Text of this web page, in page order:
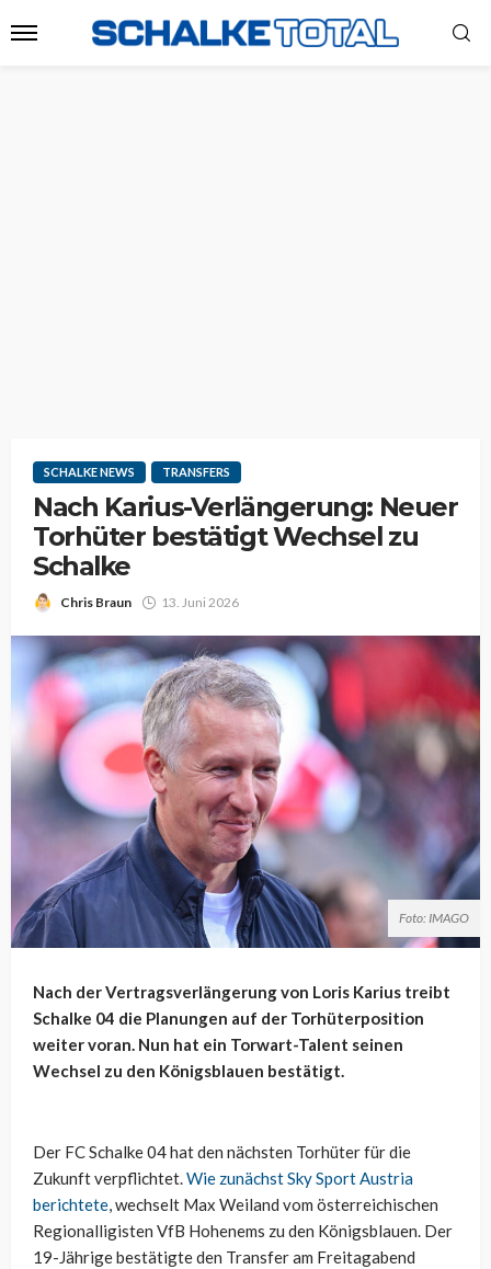
SCHALKE NEWS TRANSFERS
Nach Karius-Verlängerung: Neuer
Torhüter bestätigt Wechsel zu
Schalke
Chris Braun 13. Juni 2026
Foto: IMAGO
Nach der Vertragsverlängerung von Loris Karius treibt
Schalke 04 die Planungen auf der Torhüterposition
weiter voran. Nun hat ein Torwart-Talent seinen
Wechsel zu den Königsblauen bestätigt.
Der FC Schalke 04 hat den nächsten Torhüter für die
Zukunft verpflichtet.Wie zunächst Sky Sport Austria
berichtete, wechselt Max Weiland vom österreichischen
Regionalligisten VfB Hohenems zu den Königsblauen. Der
19-Jährige bestätigte den Transfer am Freitagabend